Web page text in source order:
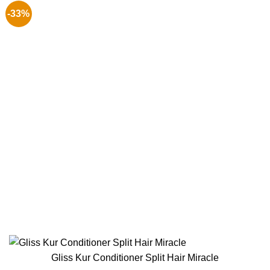
-33%
Gliss Kur Conditioner Split Hair Miracle